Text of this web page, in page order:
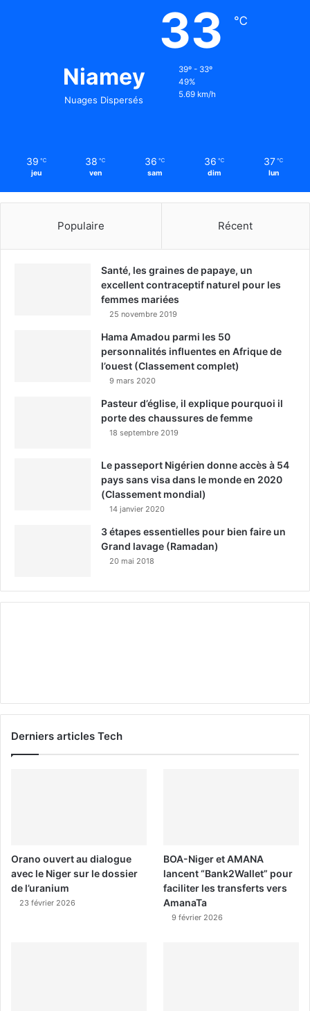
Niamey
Nuages Dispersés
33 ℃
39º - 33º
49%
5.69 km/h
39 ℃
jeu
38 ℃
ven
36 ℃
sam
36 ℃
dim
37 ℃
lun
Populaire Récent
Santé, les graines de papaye, un
excellent contraceptif naturel pour les
femmes mariées
25 novembre 2019
Hama Amadou parmi les 50
personnalités influentes en Afrique de
l’ouest (Classement complet)
9 mars 2020
Pasteur d’église, il explique pourquoi il
porte des chaussures de femme
18 septembre 2019
Le passeport Nigérien donne accès à 54
pays sans visa dans le monde en 2020
(Classement mondial)
14 janvier 2020
3 étapes essentielles pour bien faire un
Grand lavage (Ramadan)
20 mai 2018
Derniers articles Tech
Orano ouvert au dialogue
avec le Niger sur le dossier
de l’uranium
23 février 2026
BOA-Niger et AMANA
lancent “Bank2Wallet” pour
faciliter les transferts vers
AmanaTa
9 février 2026